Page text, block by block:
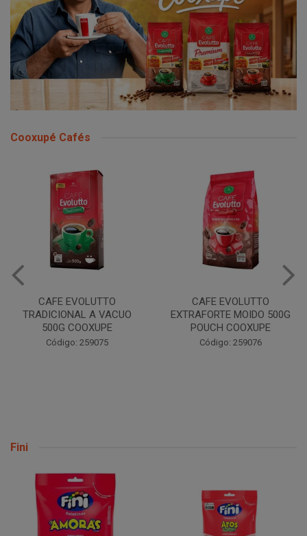
Cooxupé Cafés
VACUO
CAFE EVOLUTTO
EXTRAFORTE MOIDO 500G
POUCH COOXUPE
CAFE
TRADIONAL
POUCH
Fini